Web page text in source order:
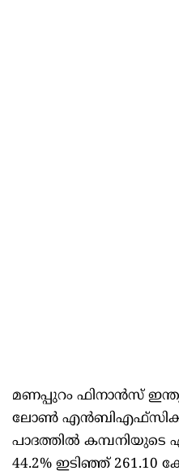
മണപ്പുറം ഫിനാൻസ്
ലോൺ
പാദത്തിൽ കമ്പനിയുടെ
44.2% ഇടിഞ്ഞ് 261.10